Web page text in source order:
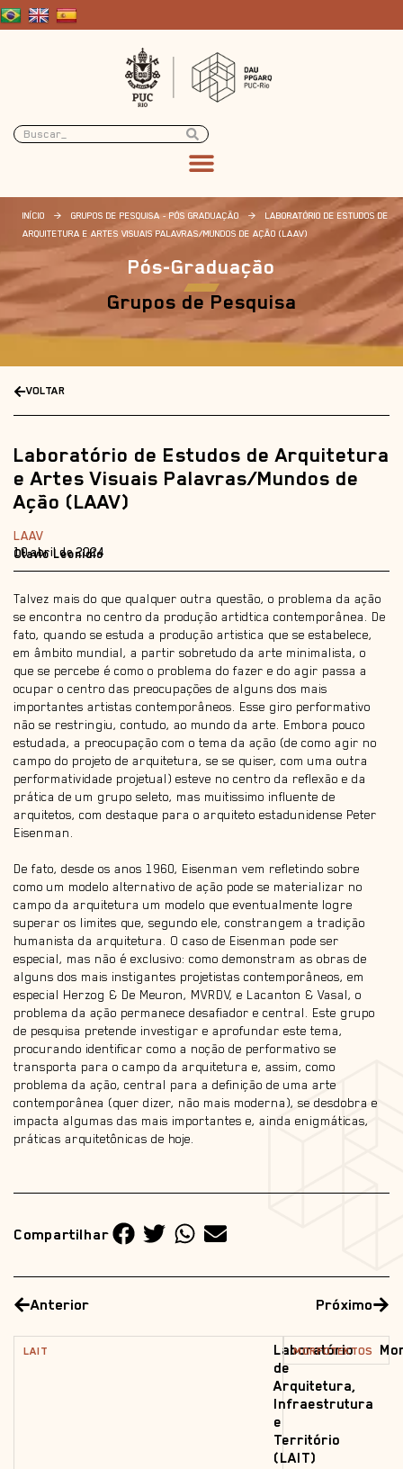
INÍCIO > GRUPOS DE PESQUISA - PÓS GRADUAÇÃO >
LABORATÓRIO DE ESTUDOS DE
ARQUITETURA E ARTES VISUAIS PALAVRAS/MUNDOS DE AÇÃO (LAAV)
Pós-Graduação
Grupos de Pesquisa
VOLTAR
Laboratório de Estudos de Arquitetura
e Artes Visuais Palavras/Mundos de
Ação (LAAV)
LAAV
10 abril de 2024
Otavio Leonidio
Talvez mais do que qualquer outra questão, o problema da ação
se encontra no centro da produção artidtica contemporânea. De
fato, quando se estuda a produção artistica que se estabelece,
em âmbito mundial, a partir sobretudo da arte minimalista, o
que se percebe é como o problema do fazer e do agir passa a
ocupar o centro das preocupações de alguns dos mais
importantes artistas contemporâneos. Esse giro performativo
não se restringiu, contudo, ao mundo da arte. Embora pouco
estudada, a preocupação com o tema da ação (de como agir no
campo do projeto de arquitetura, se se quiser, com uma outra
performatividade projetual) esteve no centro da reﬂexão e da
prática de um grupo seleto, mas muitissimo inﬂuente de
arquitetos, com destaque para o arquiteto estadunidense Peter
Eisenman.
De fato, desde os anos 1960, Eisenman vem reﬂetindo sobre
como um modelo alternativo de ação pode se materializar no
campo da arquitetura um modelo que eventualmente logre
superar os limites que, segundo ele, constrangem a tradição
humanista da arquitetura. O caso de Eisenman pode ser
especial, mas não é exclusivo: como demonstram as obras de
alguns dos mais instigantes projetistas contemporâneos, em
especial Herzog & De Meuron, MVRDV, e Lacanton & Vasal, o
problema da ação permanece desaﬁador e central. Este grupo
de pesquisa pretende investigar e aprofundar este tema,
procurando identiﬁcar como a noção de performativo se
transporta para o campo da arquitetura e, assim, como
problema da ação, central para a deﬁnição de uma arte
contemporânea (quer dizer, não mais moderna), se desdobra e
impacta algumas das mais importantes e, ainda enigmáticas,
práticas arquitetônicas de hoje.
Compartilhar
Anterior
LAIT
Laboratório
de
Arquitetura,
Infraestrutura
e
Território
(LAIT)
Próximo
MORFOTEKTOS